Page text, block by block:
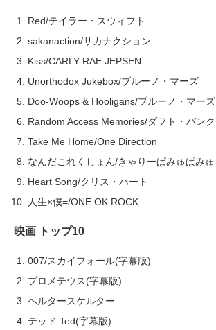
Red/テイラー・スウィフト
sakanaction/サカナクション
Kiss/CARLY RAE JEPSEN
Unorthodox Jukebox/ブルーノ・マーズ
Doo-Woops & Hooligans/ブルーノ・マーズ
Random Access Memories/ダフト・パンク
Take Me Home/One Direction
なんだこれくしょん/きゃりーぱみゅぱみゅ
Heart Song/クリス・ハート
人生×僕=/ONE OK ROCK
映画 トップ10
007/スカイフォール(字幕版)
プロメテウス(字幕版)
ヘルタースケルター
テッド Ted(字幕版)